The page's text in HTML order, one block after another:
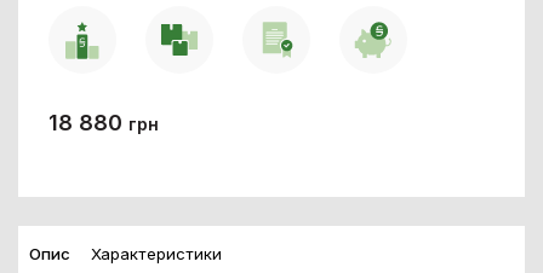
18 880 грн
Опис Характеристики